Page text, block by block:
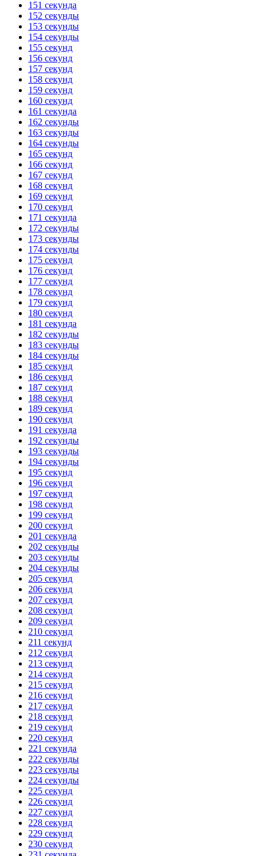
151 секунда
152 секунды
153 секунды
154 секунды
155 секунд
156 секунд
157 секунд
158 секунд
159 секунд
160 секунд
161 секунда
162 секунды
163 секунды
164 секунды
165 секунд
166 секунд
167 секунд
168 секунд
169 секунд
170 секунд
171 секунда
172 секунды
173 секунды
174 секунды
175 секунд
176 секунд
177 секунд
178 секунд
179 секунд
180 секунд
181 секунда
182 секунды
183 секунды
184 секунды
185 секунд
186 секунд
187 секунд
188 секунд
189 секунд
190 секунд
191 секунда
192 секунды
193 секунды
194 секунды
195 секунд
196 секунд
197 секунд
198 секунд
199 секунд
200 секунд
201 секунда
202 секунды
203 секунды
204 секунды
205 секунд
206 секунд
207 секунд
208 секунд
209 секунд
210 секунд
211 секунд
212 секунд
213 секунд
214 секунд
215 секунд
216 секунд
217 секунд
218 секунд
219 секунд
220 секунд
221 секунда
222 секунды
223 секунды
224 секунды
225 секунд
226 секунд
227 секунд
228 секунд
229 секунд
230 секунд